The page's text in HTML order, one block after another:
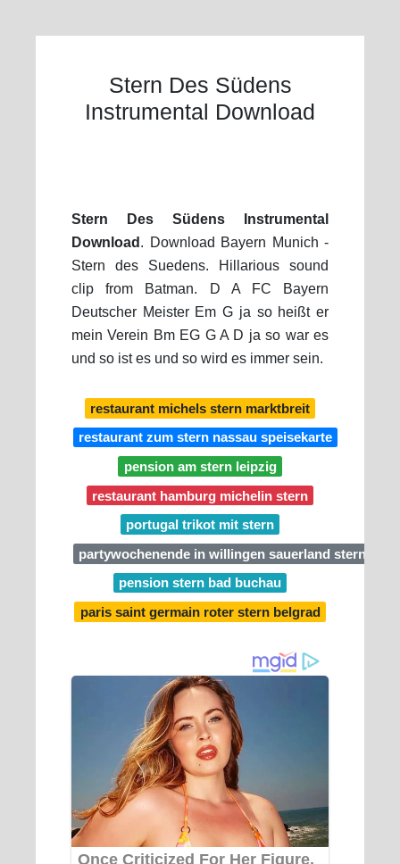
Stern Des Südens
Instrumental Download
Stern Des Südens Instrumental
Download . Download Bayern Munich -
Stern des Suedens. Hillarious sound
clip from Batman. D A FC Bayern
Deutscher Meister Em G ja so heißt er
mein Verein Bm EG G A D ja so war es
und so ist es und so wird es immer sein.
restaurant michels stern marktbreit
restaurant zum stern nassau speisekarte
pension am stern leipzig
restaurant hamburg michelin stern
portugal trikot mit stern
partywochenende in willingen sauerland stern
pension stern bad buchau
paris saint germain roter stern belgrad